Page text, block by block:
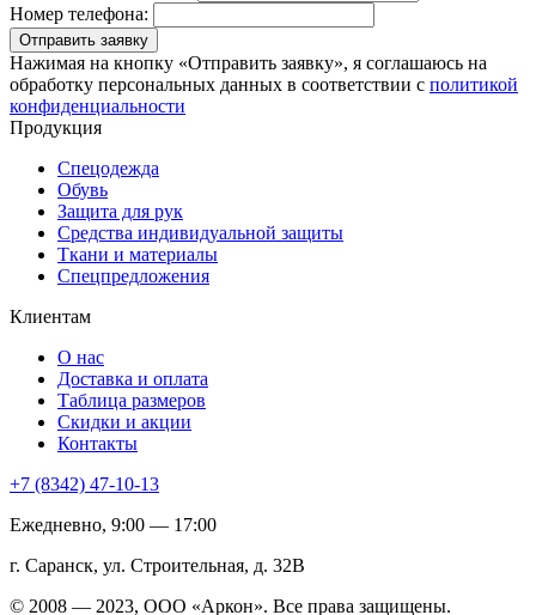
Номер телефона:
Отправить заявку
Нажимая на кнопку «Отправить заявку», я соглашаюсь на
обработку персональных данных в соответствии с политикой
конфиденциальности
Продукция
Спецодежда
Обувь
Защита для рук
Средства индивидуальной защиты
Ткани и материалы
Спецпредложения
Клиентам
О нас
Доставка и оплата
Таблица размеров
Скидки и акции
Контакты
+7 (8342) 47-10-13
Ежедневно, 9:00 — 17:00
г. Саранск, ул. Строительная, д. 32В
© 2008 — 2023, ООО «Аркон». Все права защищены.